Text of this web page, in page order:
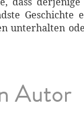
Geschichte
unterhalten
Autor